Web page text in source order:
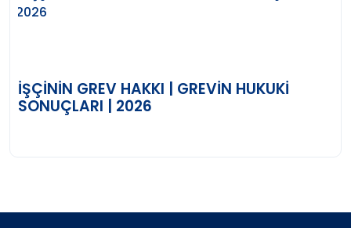
İŞÇININ GREV HAKKI | GREVIN HUKUKI
SONUÇLARI | 2026